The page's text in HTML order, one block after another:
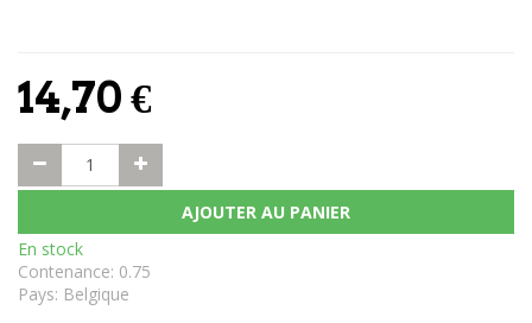
14,70€
AJOUTER AU PANIER
En stock
Contenance: 0.75
Pays: Belgique